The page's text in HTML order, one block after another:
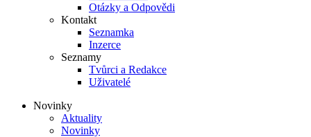
Otázky a Odpovědi
Kontakt
Seznamka
Inzerce
Seznamy
Tvůrci a Redakce
Uživatelé
Novinky
Aktuality
Novinky